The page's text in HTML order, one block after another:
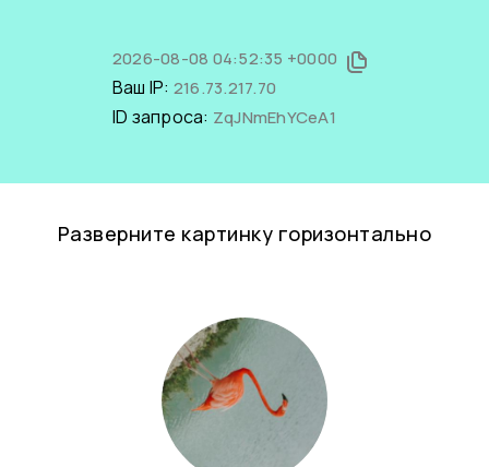
2026-08-08 04:52:35 +0000
Ваш IP: 216.73.217.70
ID запроса: ZqJNmEhYCeA1
Разверните картинку горизонтально